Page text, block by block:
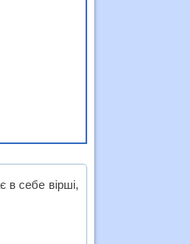
в себе вірші,